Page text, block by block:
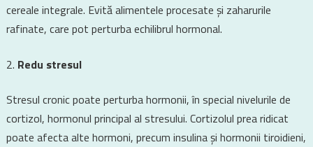
cereale integrale. Evită alimentele procesate și zaharurile
rafinate, care pot perturba echilibrul hormonal.
Redu stresul
Stresul cronic poate perturba hormonii, în special nivelurile de
cortizol, hormonul principal al stresului. Cortizolul prea ridicat
poate afecta alte hormoni, precum insulina și hormonii tiroidieni,